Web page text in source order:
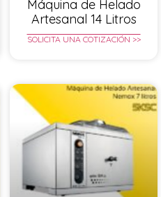
Máquina de Helado
Artesanal 14 Litros
SOLICITA UNA COTIZACIÓN >>